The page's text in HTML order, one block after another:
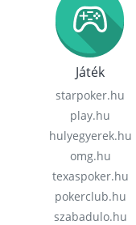
Játék
starpoker.hu
play.hu
hulyegyerek.hu
omg.hu
texaspoker.hu
pokerclub.hu
szabadulo.hu